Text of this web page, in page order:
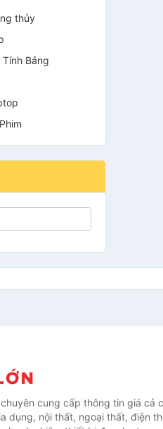
thủy
Bảng
chuyên cung cấp thông tin giá cả
dụng, nội thất, ngoại thất, điện